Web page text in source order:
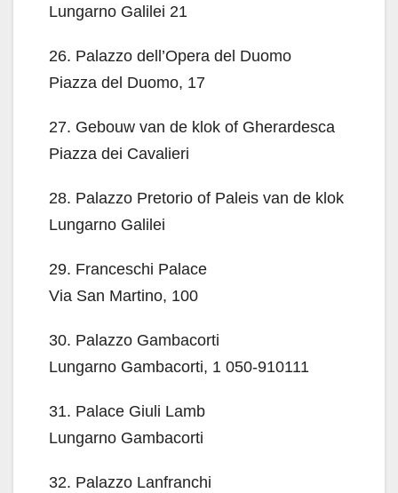
Lungarno Galilei 21
26. Palazzo dell’Opera del Duomo
Piazza del Duomo, 17
27. Gebouw van de klok of Gherardesca
Piazza dei Cavalieri
28. Palazzo Pretorio of Paleis van de klok
Lungarno Galilei
29. Franceschi Palace
Via San Martino, 100
30. Palazzo Gambacorti
Lungarno Gambacorti, 1 050-910111
31. Palace Giuli Lamb
Lungarno Gambacorti
32. Palazzo Lanfranchi